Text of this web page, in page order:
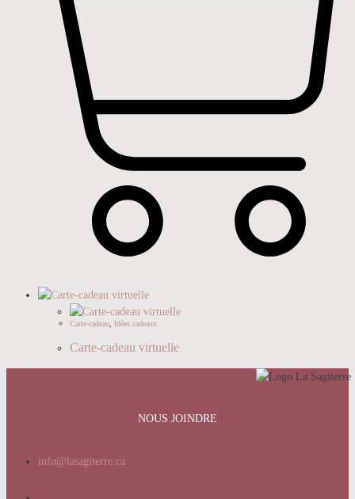
Carte-cadeau Idées cadeaux
Carte-cadeau virtuelle
NOUS JOINDRE
info@lasagiterre.ca